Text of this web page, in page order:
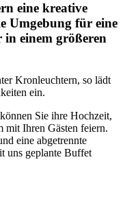
eine kreative
Umgebung für eine
in einem größeren
Kronleuchtern, so lädt
ein.
Sie ihre Hochzeit,
mit Ihren Gästen feiern.
eine abgetrennte
uns geplante Buffet